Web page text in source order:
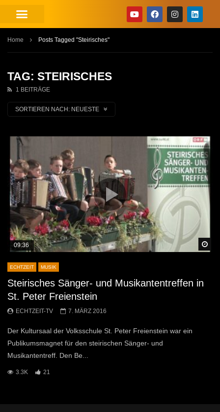
Home Posts Tagged "Steirisches"
TAG: STEIRISCHES
1 BEITRÄGE
SORTIEREN NACH: NEUESTE
09:36
ECHTZEIT MUSIK
Steirisches Sänger- und Musikantentreffen in
St. Peter Freienstein
ECHTZEIT-TV 7. MÄRZ 2016
Der Kultursaal der Volksschule St. Peter Freienstein war ein
Publikumsmagnet für den steirischen Sänger- und
Musikantentreff. Den Be...
3.3K 21